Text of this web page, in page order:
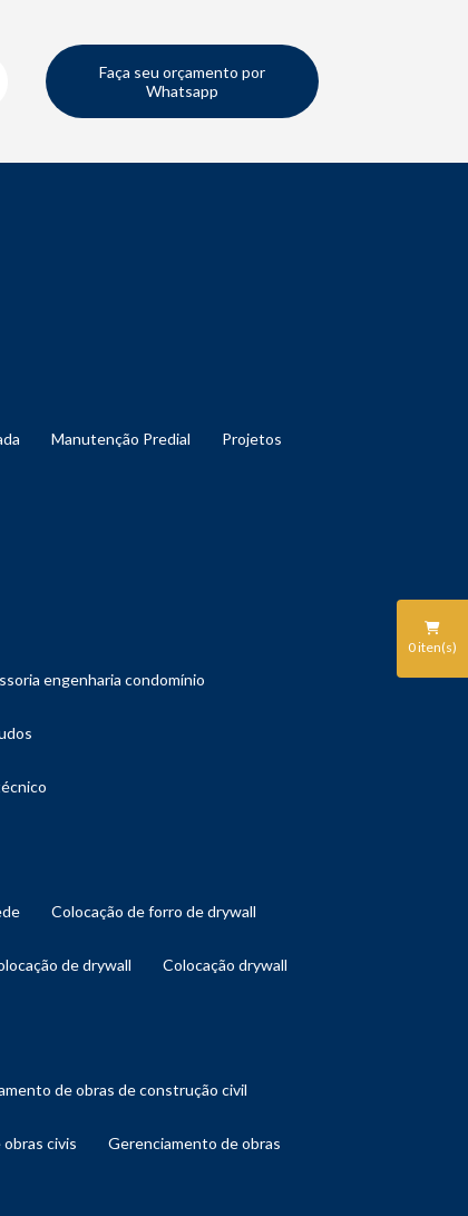
Faça seu orçamento por
Whatsapp
Manutenção Predial Projetos
engenharia condomínio
colocação de forro de drywall
de drywall colocação drywall
de obras de construção civil
obras civis gerenciamento de obras
0iten(s)